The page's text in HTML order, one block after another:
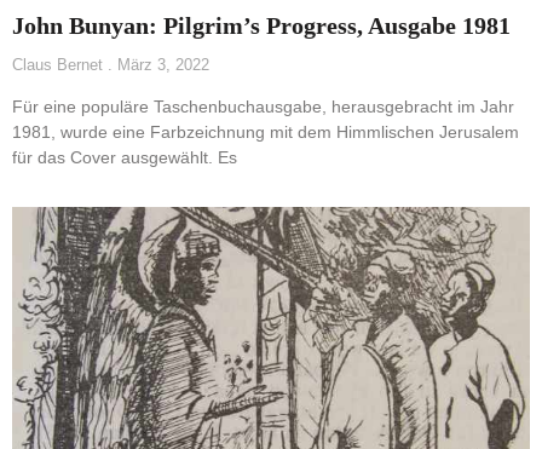
John Bunyan: Pilgrim’s Progress, Ausgabe 1981
Claus Bernet März 3, 2022
Für eine populäre Taschenbuchausgabe, herausgebracht im Jahr
1981, wurde eine Farbzeichnung mit dem Himmlischen Jerusalem
für das Cover ausgewählt. Es